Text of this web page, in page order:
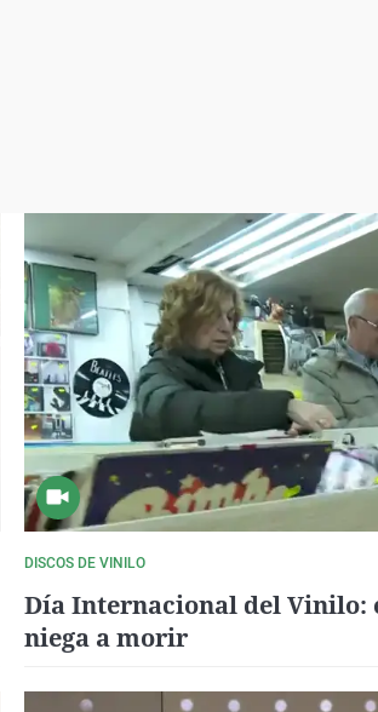
DISCOS DE VINILO
Día Internacional del Vinilo:
niega a morir